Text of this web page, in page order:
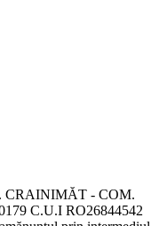
CRAINIMĂT - COM.
C.U.I RO26844542